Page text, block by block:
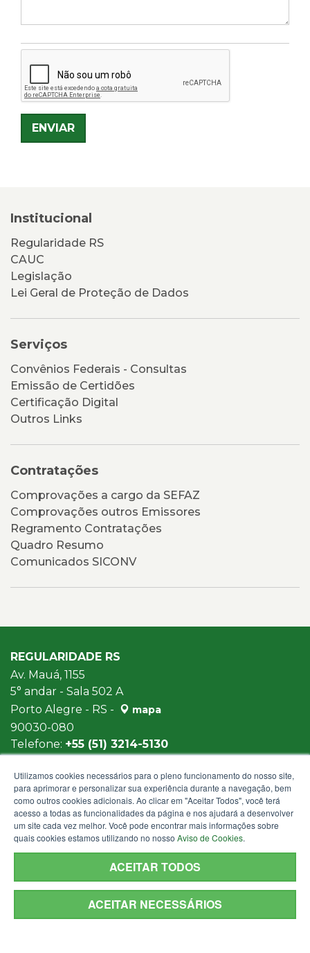
ENVIAR
Institucional
Regularidade RS
CAUC
Legislação
Lei Geral de Proteção de Dados
Serviços
Convênios Federais - Consultas
Emissão de Certidões
Certificação Digital
Outros Links
Contratações
Comprovações a cargo da SEFAZ
Comprovações outros Emissores
Regramento Contratações
Quadro Resumo
Comunicados SICONV
REGULARIDADE RS
Av. Mauá, 1155
5° andar - Sala 502 A
Porto Alegre - RS -
mapa
90030-080
Telefone: +55 (51) 3214-5130
13h30min às 18h
E-mail:regularidaders@sefaz.rs.gov.br
Utilizamos cookies necessários para o pleno funcionamento do nosso site,
para aprimorar e personalizar sua experiência durante a navegação, bem
como outros cookies adicionais. Ao clicar em "Aceitar Todos", você terá
acesso a todas as funcionalidades da página e nos ajudará a desenvolver
um site cada vez melhor. Você pode encontrar mais informações sobre
quais cookies estamos utilizando no nosso Aviso de Cookies.
ACEITAR TODOS
ACEITAR NECESSÁRIOS